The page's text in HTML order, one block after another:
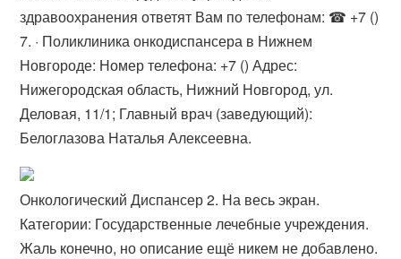
здравоохранения ответят Вам по телефонам: ☎ +7 ()
7. · Поликлиника онкодиспансера в Нижнем
Новгороде: Номер телефона: +7 () Адрес:
Нижегородская область, Нижний Новгород, ул.
Деловая, 11/1; Главный врач (заведующий):
Белоглазова Наталья Алексеевна.
Онкологический Диспансер 2. На весь экран.
Категории: Государственные лечебные учреждения.
Жаль конечно, но описание ещё никем не добавлено.